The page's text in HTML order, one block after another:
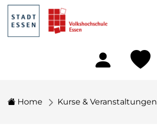
Home Kurse & Veranstaltungen